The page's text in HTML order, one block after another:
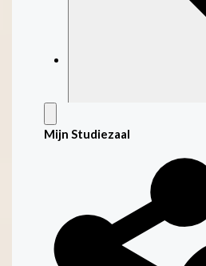
Mijn Studiezaal